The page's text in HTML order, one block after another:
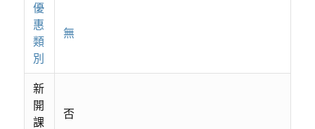
優
惠
類
別
無
新
開
課
否